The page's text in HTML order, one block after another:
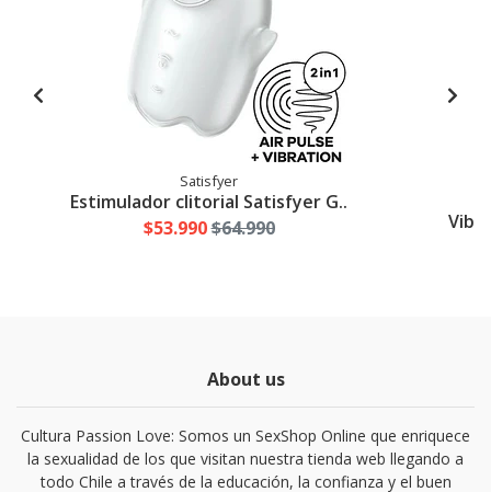
Satisfyer
Estimulador clitorial Satisfyer G..
$53.990$64.990
About us
Cultura Passion Love: Somos un SexShop Online que enriquece
la sexualidad de los que visitan nuestra tienda web llegando a
todo Chile a través de la educación, la confianza y el buen